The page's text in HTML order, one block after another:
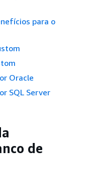
para o
Oracle
SQL Server
de